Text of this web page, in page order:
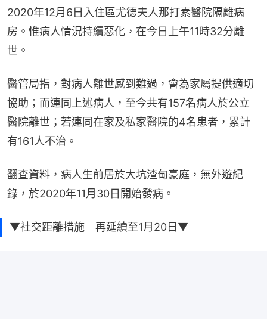
2020年12月6日入住區尤德夫人那打素醫院隔離病
房。惟病人情況持續惡化，在今日上午11時32分離
世。
醫管局指，對病人離世感到難過，會為家屬提供適切
協助；而連同上述病人，至今共有157名病人於公立
醫院離世；若連同在家及私家醫院的4名患者，累計
有161人不治。
翻查資料，病人生前居於大坑渣甸豪庭，無外遊紀
錄，於2020年11月30日開始發病。
▼社交距離措施 再延續至1月20日▼